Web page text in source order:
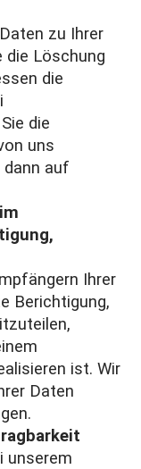
zu Ihrer
die Löschung
die
die
uns
dann auf
Ihrer
Berichtigung,
ist. Wir
Daten
unserem